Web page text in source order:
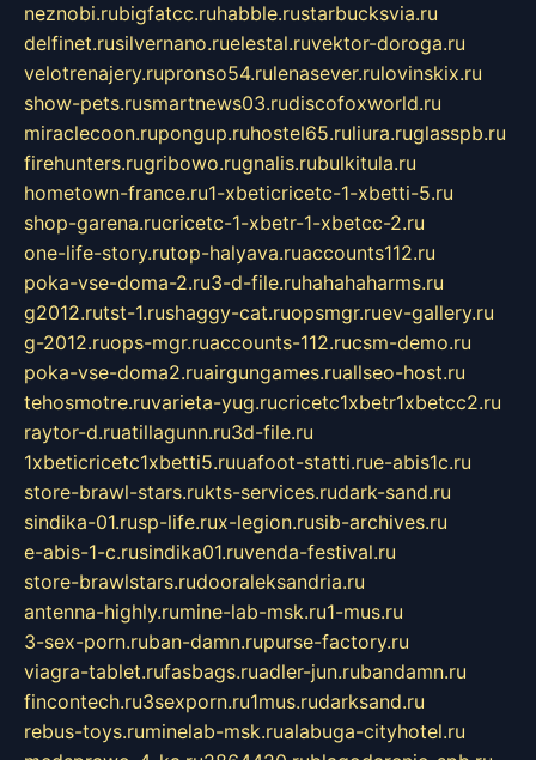
neznobi.rubigfatcc.ruhabble.rustarbucksvia.ru
delfinet.rusilvernano.ruelestal.ruvektor-doroga.ru
velotrenajery.rupronso54.rulenasever.rulovinskix.ru
show-pets.rusmartnews03.rudiscofoxworld.ru
miraclecoon.rupongup.ruhostel65.ruliura.ruglasspb.ru
firehunters.rugribowo.rugnalis.rubulkitula.ru
hometown-france.ru1-xbeticricetc-1-xbetti-5.ru
shop-garena.rucricetc-1-xbetr-1-xbetcc-2.ru
one-life-story.rutop-halyava.ruaccounts112.ru
poka-vse-doma-2.ru3-d-file.ruhahahaharms.ru
g2012.rutst-1.rushaggy-cat.ruopsmgr.ruev-gallery.ru
g-2012.ruops-mgr.ruaccounts-112.rucsm-demo.ru
poka-vse-doma2.ruairgungames.ruallseo-host.ru
tehosmotre.ruvarieta-yug.rucricetc1xbetr1xbetcc2.ru
raytor-d.ruatillagunn.ru3d-file.ru
1xbeticricetc1xbetti5.ruuafoot-statti.rue-abis1c.ru
store-brawl-stars.rukts-services.rudark-sand.ru
sindika-01.rusp-life.rux-legion.rusib-archives.ru
e-abis-1-c.rusindika01.ruvenda-festival.ru
store-brawlstars.rudooraleksandria.ru
antenna-highly.rumine-lab-msk.ru1-mus.ru
3-sex-porn.ruban-damn.rupurse-factory.ru
viagra-tablet.rufasbags.ruadler-jun.rubandamn.ru
fincontech.ru3sexporn.ru1mus.rudarksand.ru
rebus-toys.ruminelab-msk.rualabuga-cityhotel.ru